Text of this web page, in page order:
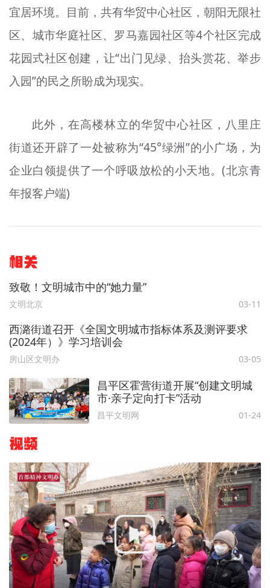
宜居环境。目前，共有华贸中心社区，朝阳无限社
区、城市华庭社区、罗马嘉园社区等4个社区完成
花园式社区创建，让“出门见绿、抬头赏花、举步
入园”的民之所盼成为现实。
此外，在高楼林立的华贸中心社区，八里庄
街道还开辟了一处被称为“45°绿洲”的小广场，为
企业白领提供了一个呼吸放松的小天地。(北京青
年报客户端)
相关
致敬！文明城市中的“她力量”
文明北京 03-11
西潞街道召开《全国文明城市指标体系及测评要求
(2024年）》学习培训会
房山区文明办 03-05
昌平区霍营街道开展“创建文明城
市·亲子定向打卡”活动
昌平文明网 01-24
视频